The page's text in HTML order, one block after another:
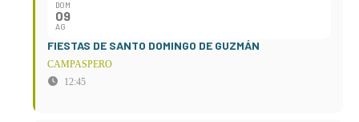
DOM
09
AG
FIESTAS DE SANTO DOMINGO DE GUZMÁN
CAMPASPERO
12:45